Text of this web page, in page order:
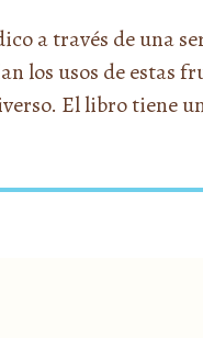
a través de una
los usos de
El libro tiene